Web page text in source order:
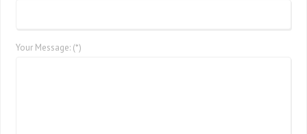
Your Message: (*)